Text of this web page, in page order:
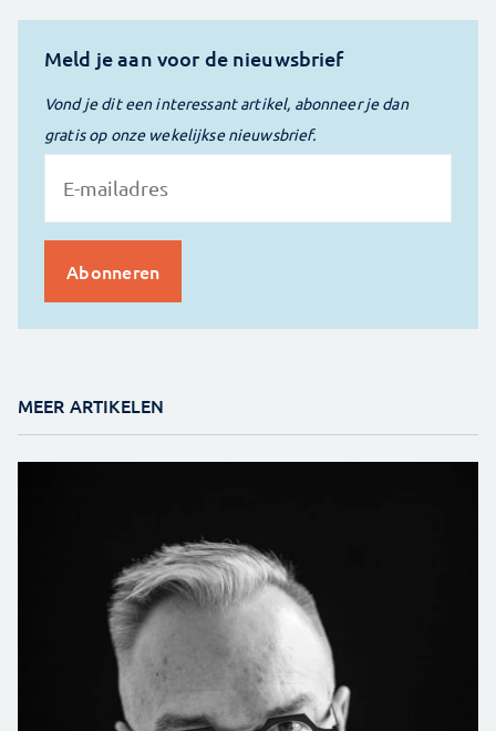
Meld je aan voor de nieuwsbrief
Vond je dit een interessant artikel, abonneer je dan
gratis op onze wekelijkse nieuwsbrief.
MEER ARTIKELEN